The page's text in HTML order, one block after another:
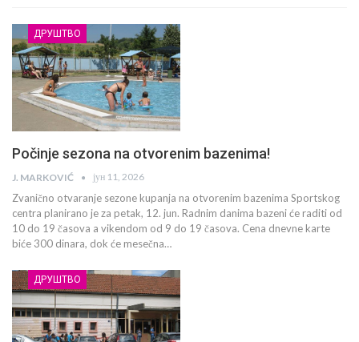
ДРУШТВО
Počinje sezona na otvorenim bazenima!
J. MARKOVIĆ јун 11, 2026
Zvanično otvaranje sezone kupanja na otvorenim bazenima Sportskog
centra planirano je za petak, 12. jun. Radnim danima bazeni će raditi od
10 do 19 časova a vikendom od 9 do 19 časova. Cena dnevne karte
biće 300 dinara, dok će mesečna…
ДРУШТВО